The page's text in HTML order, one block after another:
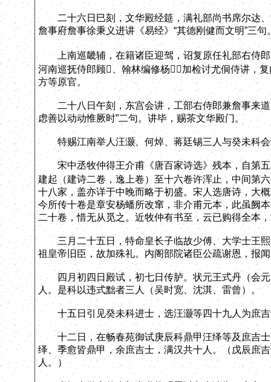
二十六日巳刻，文华殿经筵，满礼部尚书席尔达、
詹事府詹事徐秉义进讲《易经》“其德刚健而文明”三
上南巡畿辅，在籍诸臣迎驾，诏复原任礼部右侍郎
河南巡抚侍郎顾、翰林编修杨，加检讨尤侗侍讲，
方等原官。
二十八日午刻，东宫会讲，工部右侍郎兼詹事来道
虑善以动动惟厥时”二句。讲毕，赐茶文华殿门。
特赐江南举人汪灏、何焯、蒋廷锡三人与癸未科会
宋中丞牧仲得王介甫《唐百家诗选》残本，自第五
建起（建诗二卷，逸上卷）至十六卷许浑止，中间第
十八家，盖亦详于中晚而略于初盛。宋人选唐诗，大
今所传十卷是章安杨蟠所改窜，非介甫元本，此虽阙
二十卷，惜无从觅之。近牧仲有书至，云已购得全本
三月二十五日，特命皇长子临故少傅、大学士王熙
祖皇帝旧臣，故加殊礼。内阁部院诸臣公疏谢恩，报
四月初四日殿试，初七日传胪。状元王式丹（会元
人。是科以违式黜者三人（吴时宽、沈淇、雷曾）。
十五日引见癸未科进士，选汪灏等四十九人为庶吉
十二日，在畅春苑御试庚辰科鼎甲汪绎等及庶吉士
绎、季愈皆鼎甲，余庶吉士，满汉共十人。（戊辰庶
人。）